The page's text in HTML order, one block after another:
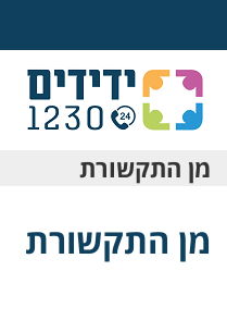
מן התקשורת
מן התקשורת